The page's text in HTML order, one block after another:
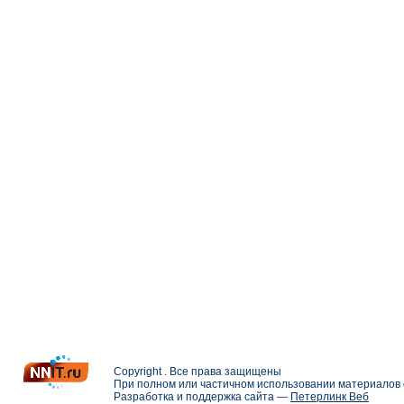
Copyright . Все права защищены
При полном или частичном использовании
Разработка и поддержка сайта — Петерлинк Веб